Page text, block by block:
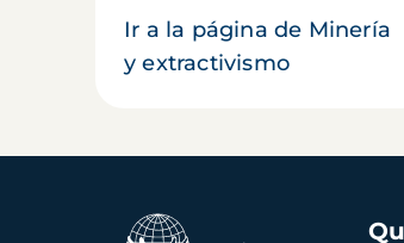
Ir a la página de Minería
y extractivismo